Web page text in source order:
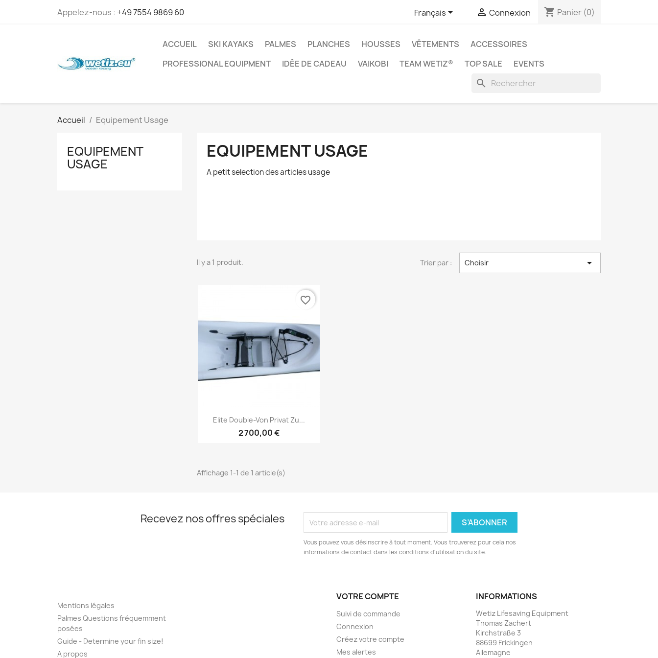
Appelez-nous : +49 7554 9869 60 Français  Connexion shopping_cart Panier (0)
ACCUEIL SKI KAYAKS PALMES PLANCHES HOUSSES VÊTEMENTS
ACCESSOIRES
PROFESSIONAL EQUIPMENT
IDÉE DE CADEAU VAIKOBI TEAM WETIZ® TOP SALE EVENTS
search
Accueil Equipement Usage
EQUIPEMENT
USAGE
EQUIPEMENT USAGE
A petit selection des articles usage
Il y a 1 produit. Trier par : Choisir 
Aperçu rapide
Elite Double-Von Privat Zu...
2 700,00 €
favorite_border
Affichage 1-1 de 1 article(s)
Recevez nos offres spéciales
Vous pouvez vous désinscrire à tout moment. Vous trouverez pour cela nos
informations de contact dans les conditions d'utilisation du site.
Mentions légales
Palmes Questions fréquemment
posées
Guide - Determine your fin size!
A propos
VOTRE COMPTE
Suivi de commande
Connexion
Créez votre compte
Mes alertes
INFORMATIONS
Wetiz Lifesaving Equipment
Thomas Zachert
Kirchstraße 3
88699 Frickingen
Allemagne